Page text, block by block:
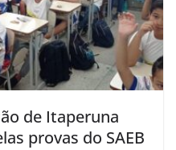
de Itaperuna
provas do SAEB